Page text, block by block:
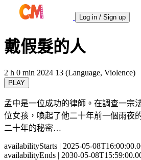
Log in / Sign up
戴假髮的人
2 h 0 min 2024 13 (Language, Violence)
PLAY
孟中是一位成功的律師。在調查一宗
位女孩，喚起了他二十年前一個雨夜
二十年的秘密…
availabilityStarts | 2025-05-
availabilityEnds | 2030-05-